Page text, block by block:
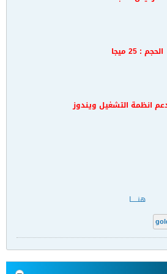
الحجم : 25 ميجا
انظمة التشغيل ويندوز
هنـــــا